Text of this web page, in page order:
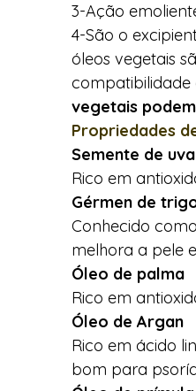
3-Ação
4-São o
óleos vegetais
compatibilidade
vegetais
Propriedades
Semente de uva
Rico em
Gérmen de
Conhecido
melhora a pele
Óleo de palma
Rico em
Óleo de Argan
Rico em ácido
bom para